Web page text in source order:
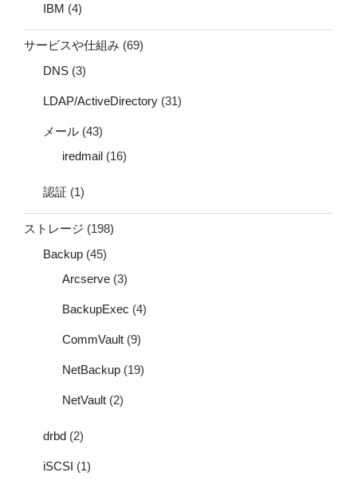
IBM (4)
サービスや仕組み (69)
DNS (3)
LDAP/ActiveDirectory (31)
メール (43)
iredmail (16)
認証 (1)
ストレージ (198)
Backup (45)
Arcserve (3)
BackupExec (4)
CommVault (9)
NetBackup (19)
NetVault (2)
drbd (2)
iSCSI (1)